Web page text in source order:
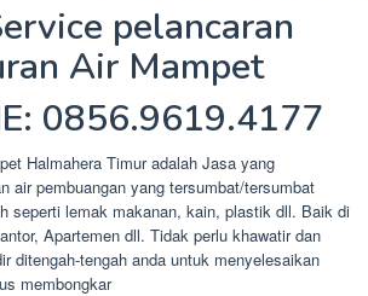
pelancaran
Air Mampet
0856.9619.4177
Halmahera Timur adalah Jasa yang
air pembuangan yang tersumbat/tersumbat
seperti lemak makanan, kain, plastik dll. Baik di
Apartemen dll. Tidak perlu khawatir dan
ditengah-tengah anda untuk menyelesaikan
membongkar